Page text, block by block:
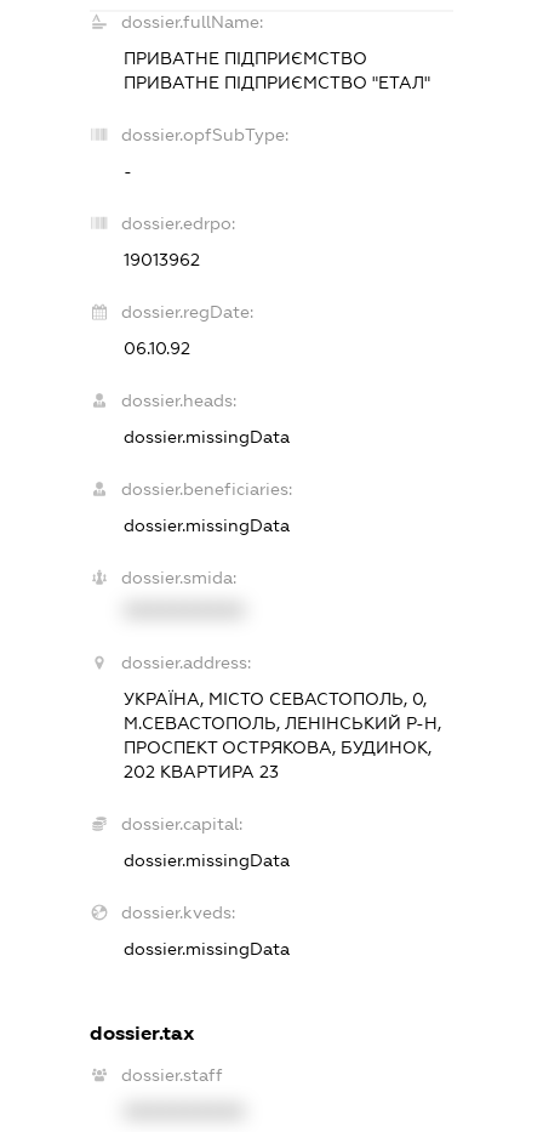
dossier.fullName:
ПРИВАТНЕ ПІДПРИЄМСТВО
ПРИВАТНЕ ПІДПРИЄМСТВО "ЕТАЛ"
dossier.opfSubType:
-
dossier.edrpo:
19013962
dossier.regDate:
06.10.92
dossier.heads:
dossier.missingData
dossier.beneficiaries:
dossier.missingData
dossier.smida:
dossier.address:
УКРАЇНА, МІСТО СЕВАСТОПОЛЬ, 0,
М.СЕВАСТОПОЛЬ, ЛЕНІНСЬКИЙ Р-Н,
ПРОСПЕКТ ОСТРЯКОВА, БУДИНОК,
202 КВАРТИРА 23
dossier.capital:
dossier.missingData
dossier.kveds:
dossier.missingData
dossier.tax
dossier.staff